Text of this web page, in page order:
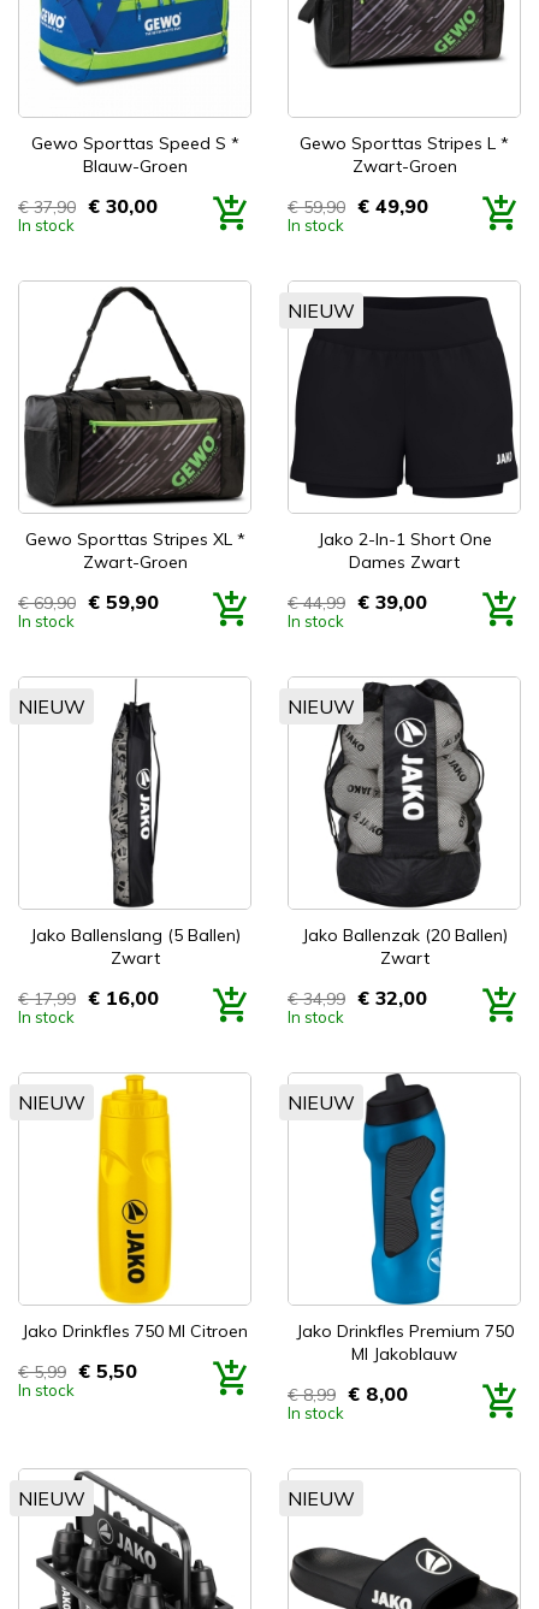
Gewo Sporttas Speed S *
Blauw-Groen
Prijs
€ 37,90 € 30,00
In stock
Gewo Sporttas Stripes L *
Zwart-Groen
Prijs
€ 59,90 € 49,90
In stock
Gewo Sporttas Stripes XL *
Zwart-Groen
Prijs
€ 69,90 € 59,90
In stock
Jako 2-In-1 Short One
Dames Zwart
Prijs
€ 44,99 € 39,00
In stock
NIEUW
Jako Ballenslang (5 Ballen)
Zwart
Prijs
€ 17,99 € 16,00
In stock
NIEUW
Jako Ballenzak (20 Ballen)
Zwart
Prijs
€ 34,99 € 32,00
In stock
NIEUW
Jako Drinkfles 750 Ml Citroen
Prijs
€ 5,99 € 5,50
In stock
NIEUW
Jako Drinkfles Premium 750
Ml Jakoblauw
Prijs
€ 8,99 € 8,00
In stock
NIEUW
NIEUW NIEUW